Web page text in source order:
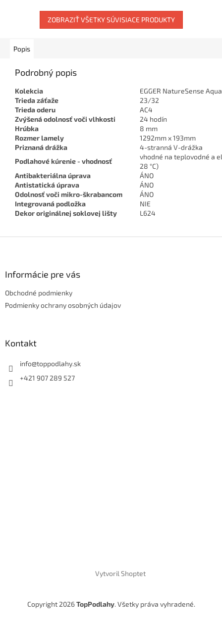
ZOBRAZIŤ VŠETKY SÚVISIACE PRODUKTY
Popis
Podrobný popis
Kolekcia
EGGER NatureSense
Trieda záťaže
23/32
Trieda oderu
AC4
Zvýšená odolnosť voči vlhkosti
24 hodín
Hrúbka
8 mm
Rozmer lamely
1292mm x 193mm
Priznaná drážka
4-stranná V-drážka
Podlahové kúrenie - vhodnosť
vhodné na teplovodné a
28 °C)
Antibakteriálna úprava
ÁNO
Antistatická úprava
ÁNO
Odolnosť voči mikro-škrabancom
ÁNO
Integrovaná podložka
NIE
Dekor originálnej soklovej lišty
L624
Informácie pre vás
Obchodné podmienky
Podmienky ochrany osobných údajov
Kontakt
info@toppodlahy.sk
+421 907 289 527
Vytvoril Shoptet
Copyright 2026TopPodlahy. Všetky práva vyhradené.